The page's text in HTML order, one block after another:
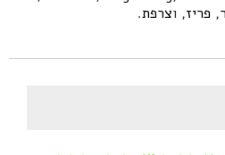
, פריז, וצרפת.